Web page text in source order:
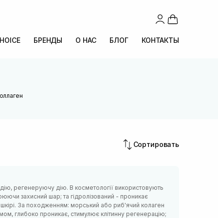
БРЕНДЫ О НАС БЛОГ КОНТАКТЫ
Сортировать
регенеруючу дію. В косметології використовують
захисний шар; та гідролізований - проникає
За походженням: морський або риб'ячий колаген
глибоко проникає, стимулює клітинну регенерацію;